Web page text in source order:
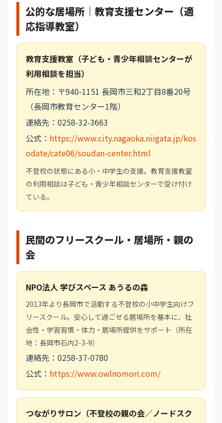
公的な居場所｜教育支援センター（適
応指導教室）
教育支援教室（子ども・青少年相談センターが
利用相談を担当）
所在地：〒940-1151 長岡市三和2丁目8番20号
（長岡市教育センター1階）
連絡先：0258-32-3663
公式： https://www.city.nagaoka.niigata.jp/kos
odate/cate06/soudan-center.html
不登校の状態にある小・中学生の支援。教育支援教室
の利用相談は子ども・青少年相談センターで受け付け
ている。
民間のフリースクール・居場所・親の
会
NPO法人 学びスペース あうるの森
2013年より長岡市で活動する不登校の小中学生向けフ
リースクール。安心して過ごせる居場所を基本に、社
会性・学習習慣・体力・居場所提供をサポート（所在
地：長岡市石内2-3-9）
連絡先：0258-37-0780
公式： https://www.owlnomori.com/
つながりサロン（不登校の親の会／ノードスク